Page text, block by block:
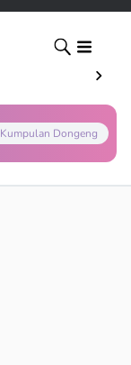
Kumpulan Dongeng